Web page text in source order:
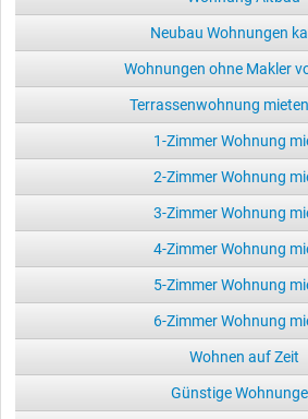
Neubau Wohnungen
Wohnungen ohne Makler
Terrassenwohnung
1-Zimmer Wohnung
2-Zimmer Wohnung
3-Zimmer Wohnung
4-Zimmer Wohnung
5-Zimmer Wohnung
6-Zimmer Wohnung
Wohnen auf Zeit
Günstige